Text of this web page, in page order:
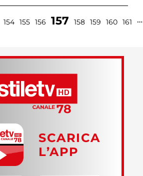
154 155 156 157 158 159 160 161 …
SCARICA
L’APP